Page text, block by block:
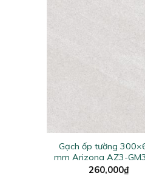
Gạch ốp tường
mm Arizona AZ3-
260,000₫